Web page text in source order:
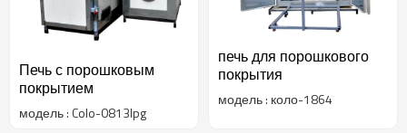
Печь с порошковым
покрытием
модель : Colo-0813lpg
печь для порошкового
покрытия
модель : коло-1864